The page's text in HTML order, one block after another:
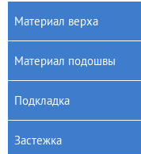
Материал верха
Материал подошвы
Подкладка
Застежка